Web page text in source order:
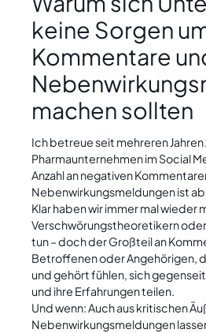
keine Sorgen
Kommentare
machen sollten
Ich betreue seit mehreren Jahren
Pharmaunternehmen im Social
Anzahl an negativen
Nebenwirkungsmeldungen ist
Klar haben wir immer mal wieder
Verschwörungstheoretikern
tun – doch der Großteil an
Betroffenen oder Angehörigen,
und gehört fühlen, sich
und ihre Erfahrungen teilen.
Und wenn: Auch aus kritischen
Nebenwirkungsmeldungen